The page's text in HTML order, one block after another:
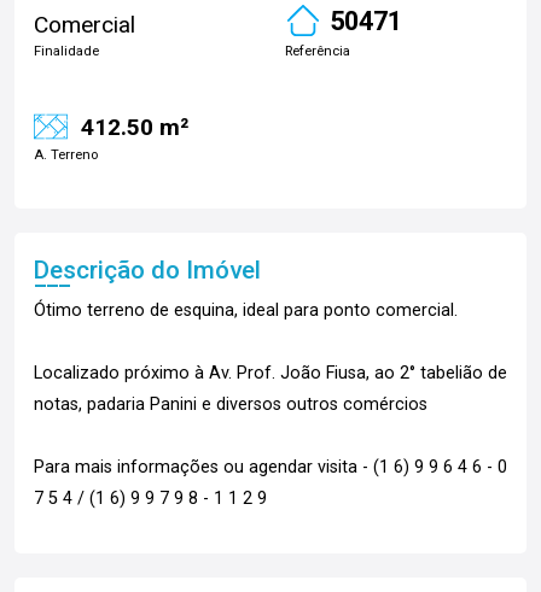
Comercial
Finalidade
50471
Referência
412.50 m²
A. Terreno
Descrição do Imóvel
Ótimo terreno de esquina, ideal para ponto comercial.
Localizado próximo à Av. Prof. João Fiusa, ao 2° tabelião de
notas, padaria Panini e diversos outros comércios
Para mais informações ou agendar visita - (1 6) 9 9 6 4 6 - 0
7 5 4 / (1 6) 9 9 7 9 8 - 1 1 2 9